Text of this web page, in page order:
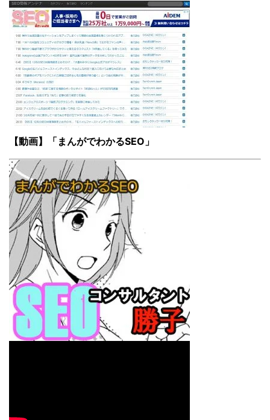
【動画】「まんがでわかるSEO」